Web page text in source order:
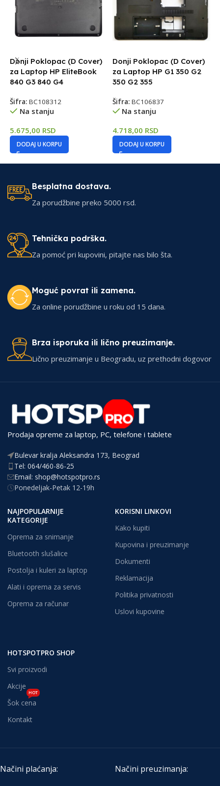
Donji Poklopac (D Cover)
za Laptop HP EliteBook
840 G3 840 G4
Šifra: BC108312
Na stanju
5.675,00 RSD
DODAJ U KORPU
Donji Poklopac (D Cover)
za Laptop HP G1 350 G2
350 G2 355
Šifra: BC106837
Na stanju
4.718,00 RSD
DODAJ U KORPU
Besplatna dostava.
Za porudžbine preko 5000 rsd.
Tehnička podrška.
Za pomoć pri kupovini, pitajte nas bilo šta.
Moguć povrat ili zamena.
Za online porudžbine u roku od 15 dana.
Brza isporuka ili lično preuzimanje.
Lično preuzimanje u Beogradu, uz prethodni dogovor
Prodaja opreme za laptop, PC, telefone i tablete
Bulevar kralja Aleksandra 173, Beograd
Tel: 064/460-86-25
Email: shop@hotspotpro.rs
Ponedeljak-Petak 12-19h
NAJPOPULARNIJE
KATEGORIJE
Oprema za snimanje
Bluetooth slušalice
Postolja i kuleri za laptop
Alati i oprema za servis
Oprema za računar
KORISNI LINKOVI
Kako kupiti
Kupovina i preuzimanje
Dokumenti
Reklamacija
Politika privatnosti
Uslovi kupovine
HOTSPOTPRO SHOP
Svi proizvodi
Akcije
Šok cena
HOT
Kontakt
Načini plaćanja: Načini preuzimanja: